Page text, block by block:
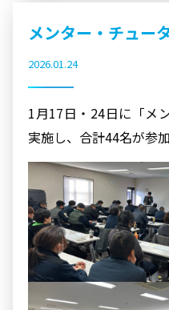
メンター・チュー
2026.01.24
1月17日・24日に「メ
実施し、合計44名が参